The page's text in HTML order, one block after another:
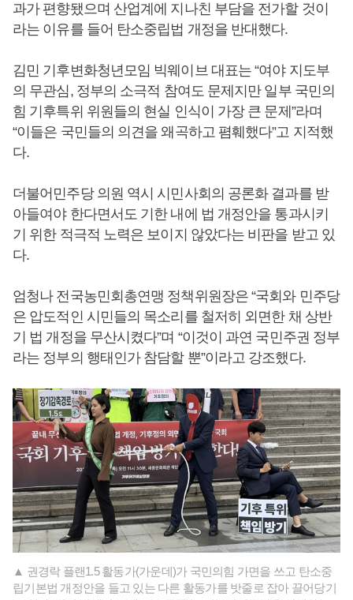
과가 편향됐으며 산업계에 지나친 부담을 전가할 것이
라는 이유를 들어 탄소중립법 개정을 반대했다.
김민 기후변화청년모임 빅웨이브 대표는 “여야 지도부
의 무관심, 정부의 소극적 참여도 문제지만 일부 국민의
힘 기후특위 위원들의 현실 인식이 가장 큰 문제”라며
“이들은 국민들의 의견을 왜곡하고 폄훼했다”고 지적했
다.
더불어민주당 의원 역시 시민사회의 공론화 결과를 받
아들여야 한다면서도 기한 내에 법 개정안을 통과시키
기 위한 적극적 노력은 보이지 않았다는 비판을 받고 있
다.
엄청나 전국농민회총연맹 정책위원장은 “국회와 민주당
은 압도적인 시민들의 목소리를 철저히 외면한 채 상반
기 법 개정을 무산시켰다”며 “이것이 과연 국민주권 정부
라는 정부의 행태인가 참담할 뿐”이라고 강조했다.
▲ 권경락 플랜1.5 활동가(가운데)가 국민의힘 가면을 쓰고 탄소중
립기본법 개정안을 들고 있는 다른 활동가를 밧줄로 잡아 끌어당기